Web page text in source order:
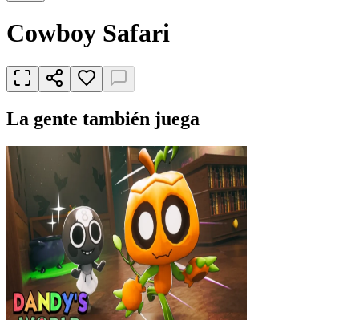
Cowboy Safari
La gente también juega